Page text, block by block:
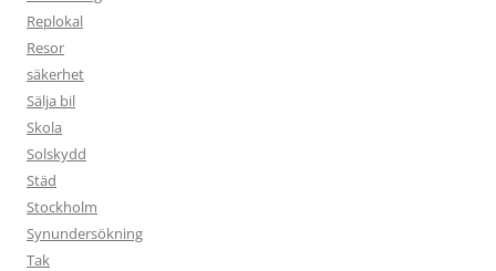
Replokal
Resor
säkerhet
Sälja bil
Skola
Solskydd
Städ
Stockholm
Synundersökning
Tak